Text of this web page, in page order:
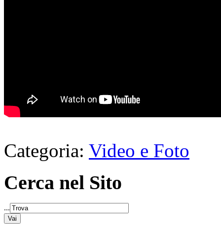
Categoria: Video e Foto
Cerca nel Sito
...